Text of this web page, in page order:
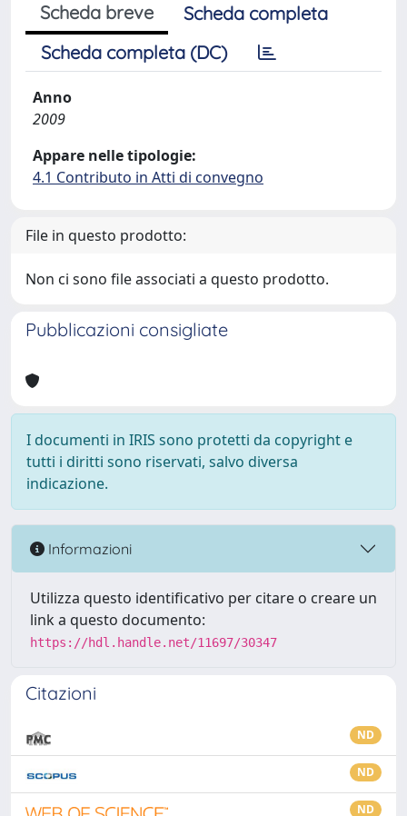
Scheda breve
Scheda completa
Scheda completa (DC)
Anno
2009
Appare nelle tipologie:
4.1 Contributo in Atti di convegno
File in questo prodotto:
Non ci sono file associati a questo prodotto.
Pubblicazioni consigliate
I documenti in IRIS sono protetti da copyright e
tutti i diritti sono riservati, salvo diversa
indicazione.
Informazioni
Utilizza questo identificativo per citare o creare un
link a questo documento:
https://hdl.handle.net/11697/30347
Citazioni
ND
ND
ND